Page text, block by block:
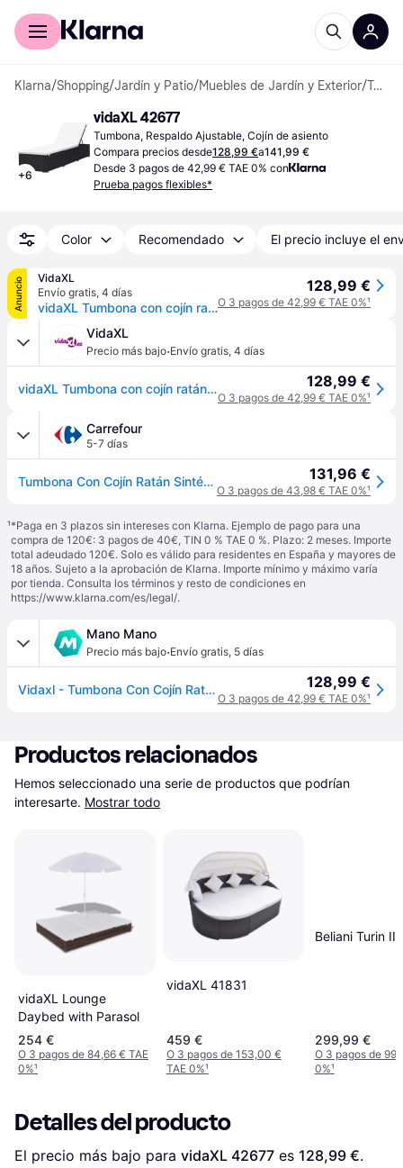
Comprar con Klarna
Klarna/Shopping/Jardín y Patio/Muebles de Jardín y Exterior/ Tumbonas
+6
vidaXL 42677
Tumbona, Respaldo Ajustable, Cojín de asiento
Compara precios desde128,99 €a141,99 €
Desde 3 pagos de 42,99 € TAE 0% con
Prueba pagos flexibles*
Color Recomendado El precio incluye el
Anuncio
VidaXL
Envío gratis, 4 días
vidaXL Tumbona con cojín ratán sintético marrón - Marrón
128,99 €
O 3 pagos de 42,99 € TAE 0%¹
VidaXL
Precio más bajo·Envío gratis, 4 días
vidaXL Tumbona con cojín ratán sintético marrón - Marrón 128,99 €
O 3 pagos de 42,99 € TAE 0%¹
Carrefour
5-7 días
Tumbona Con Cojín Ratán Sintético Negro Vidaxl 131,96 €
O 3 pagos de 43,98 € TAE 0%¹
¹*Paga en 3 plazos sin intereses con Klarna. Ejemplo de pago para una
compra de 120€: 3 pagos de 40€, TIN 0 % TAE 0 %. Plazo: 2 meses. Importe
total adeudado 120€. Solo es válido para residentes en España y mayores de
18 años. Sujeto a la aprobación de Klarna. Importe mínimo y máximo varía
por tienda. Consulta los términos y resto de condiciones en
https://www.klarna.com/es/legal/.
Mano Mano
Precio más bajo·Envío gratis, 5 días
Vidaxl - Tumbona Con Cojín Ratán Sintético Marrón 128,99 €
O 3 pagos de 42,99 € TAE 0%¹
Productos relacionados
Hemos seleccionado una serie de productos que podrían
interesarte. Mostrar todo
vidaXL Lounge
Daybed with Parasol
254 €
O 3 pagos de 84,66 € TAE
0%¹
vidaXL 41831
459 €
O 3 pagos de 153,00 €
TAE 0%¹
Beliani Turin II
299,99 €
O 3 pagos de
0%¹
Detalles del producto
El precio más bajo para vidaXL 42677 es 128,99 €.